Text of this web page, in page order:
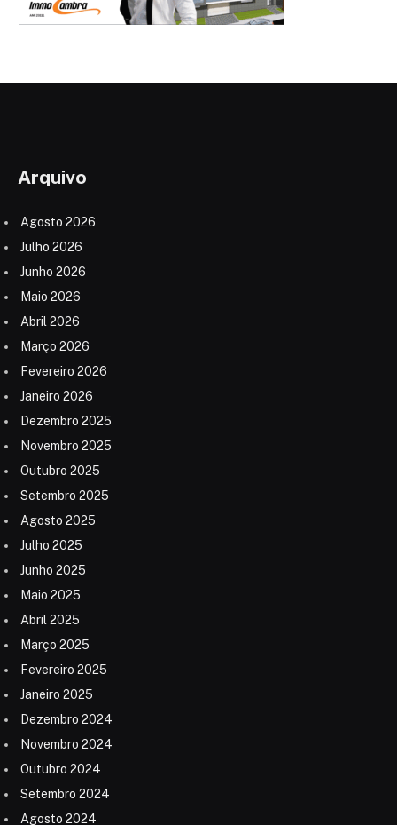
Arquivo
Agosto 2026
Julho 2026
Junho 2026
Maio 2026
Abril 2026
Março 2026
Fevereiro 2026
Janeiro 2026
Dezembro 2025
Novembro 2025
Outubro 2025
Setembro 2025
Agosto 2025
Julho 2025
Junho 2025
Maio 2025
Abril 2025
Março 2025
Fevereiro 2025
Janeiro 2025
Dezembro 2024
Novembro 2024
Outubro 2024
Setembro 2024
Agosto 2024